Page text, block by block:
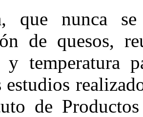
que nunca
de quesos,
y temperatura
estudios
de